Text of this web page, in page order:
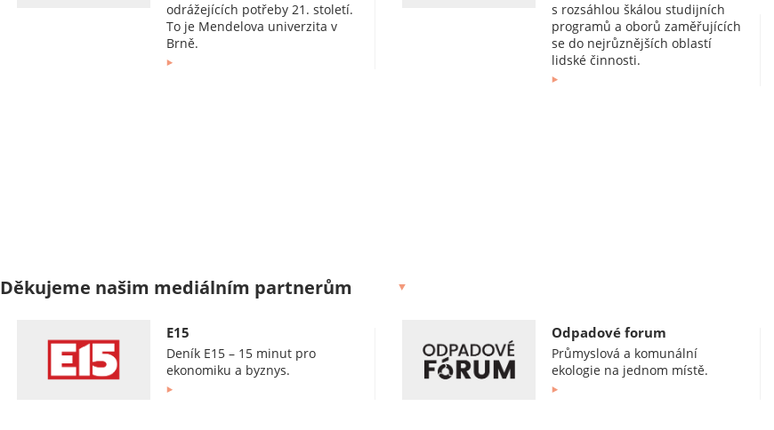
odrážejících potřeby 21. století.
To je Mendelova univerzita v
Brně.
s rozsáhlou škálou studijních
programů a oborů zaměřujících
se do nejrůznějších oblastí
lidské činnosti.
Děkujeme našim mediálním partnerům
E15
Deník E15 – 15 minut pro
ekonomiku a byznys.
Odpadové forum
Průmyslová a komunální
ekologie na jednom místě.